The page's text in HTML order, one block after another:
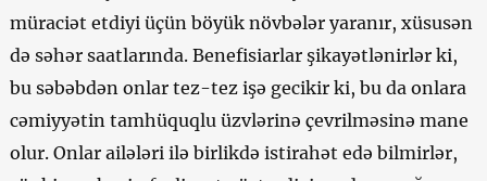
müraciət etdiyi üçün böyük növbələr yaranır, xüsusən
də səhər saatlarında. Benefisiarlar şikayətlənirlər ki,
bu səbəbdən onlar tez-tez işə gecikir ki, bu da onlara
cəmiyyətin tamhüquqlu üzvlərinə çevrilməsinə mane
olur. Onlar ailələri ilə birlikdə istirahət edə bilmirlər,